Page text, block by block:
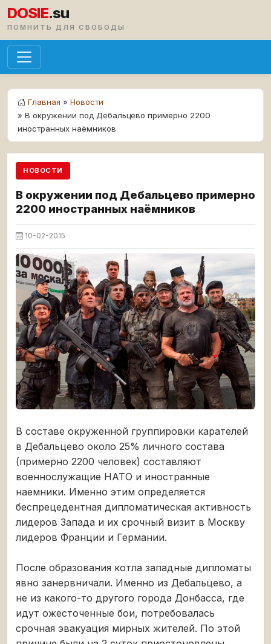
DOSIE.su
ПОМНИТЬ ДЛЯ СВОБОДЫ
Главная » Новости
» В окружении под Дебальцево примерно 2200
иностранных наёмников
НОВОСТИ
В окружении под Дебальцево примерно
2200 иностранных наёмников
10-02-2015
В составе окруженной группировки карателей
в Дебальцево около 25% личного состава
(примерно 2200 человек) составляют
военнослужащие НАТО и иностранные
наемники. Именно этим определяется
беспрецедентная дипломатическая активность
лидеров Запада и их срочный визит в Москву
лидеров Франции и Германии.
После образования котла западные дипломаты
явно занервничали. Именно из Дебальцево, а
не из какого-то другого города Донбасса, где
идут ожесточенные бои, потребовалась
срочная эвакуация мирных жителей. По этой